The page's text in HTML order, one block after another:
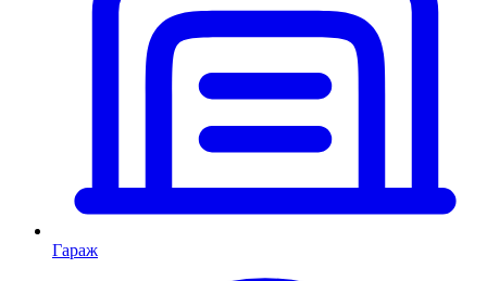
Гараж